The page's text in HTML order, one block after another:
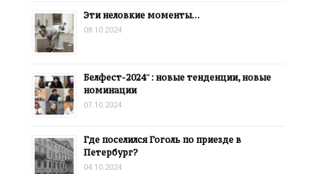
Эти неловкие моменты…
08.10.2024
Белфест-2024″: новые тенденции, новые
номинации
07.10.2024
Где поселился Гоголь по приезде в
Петербург?
04.10.2024